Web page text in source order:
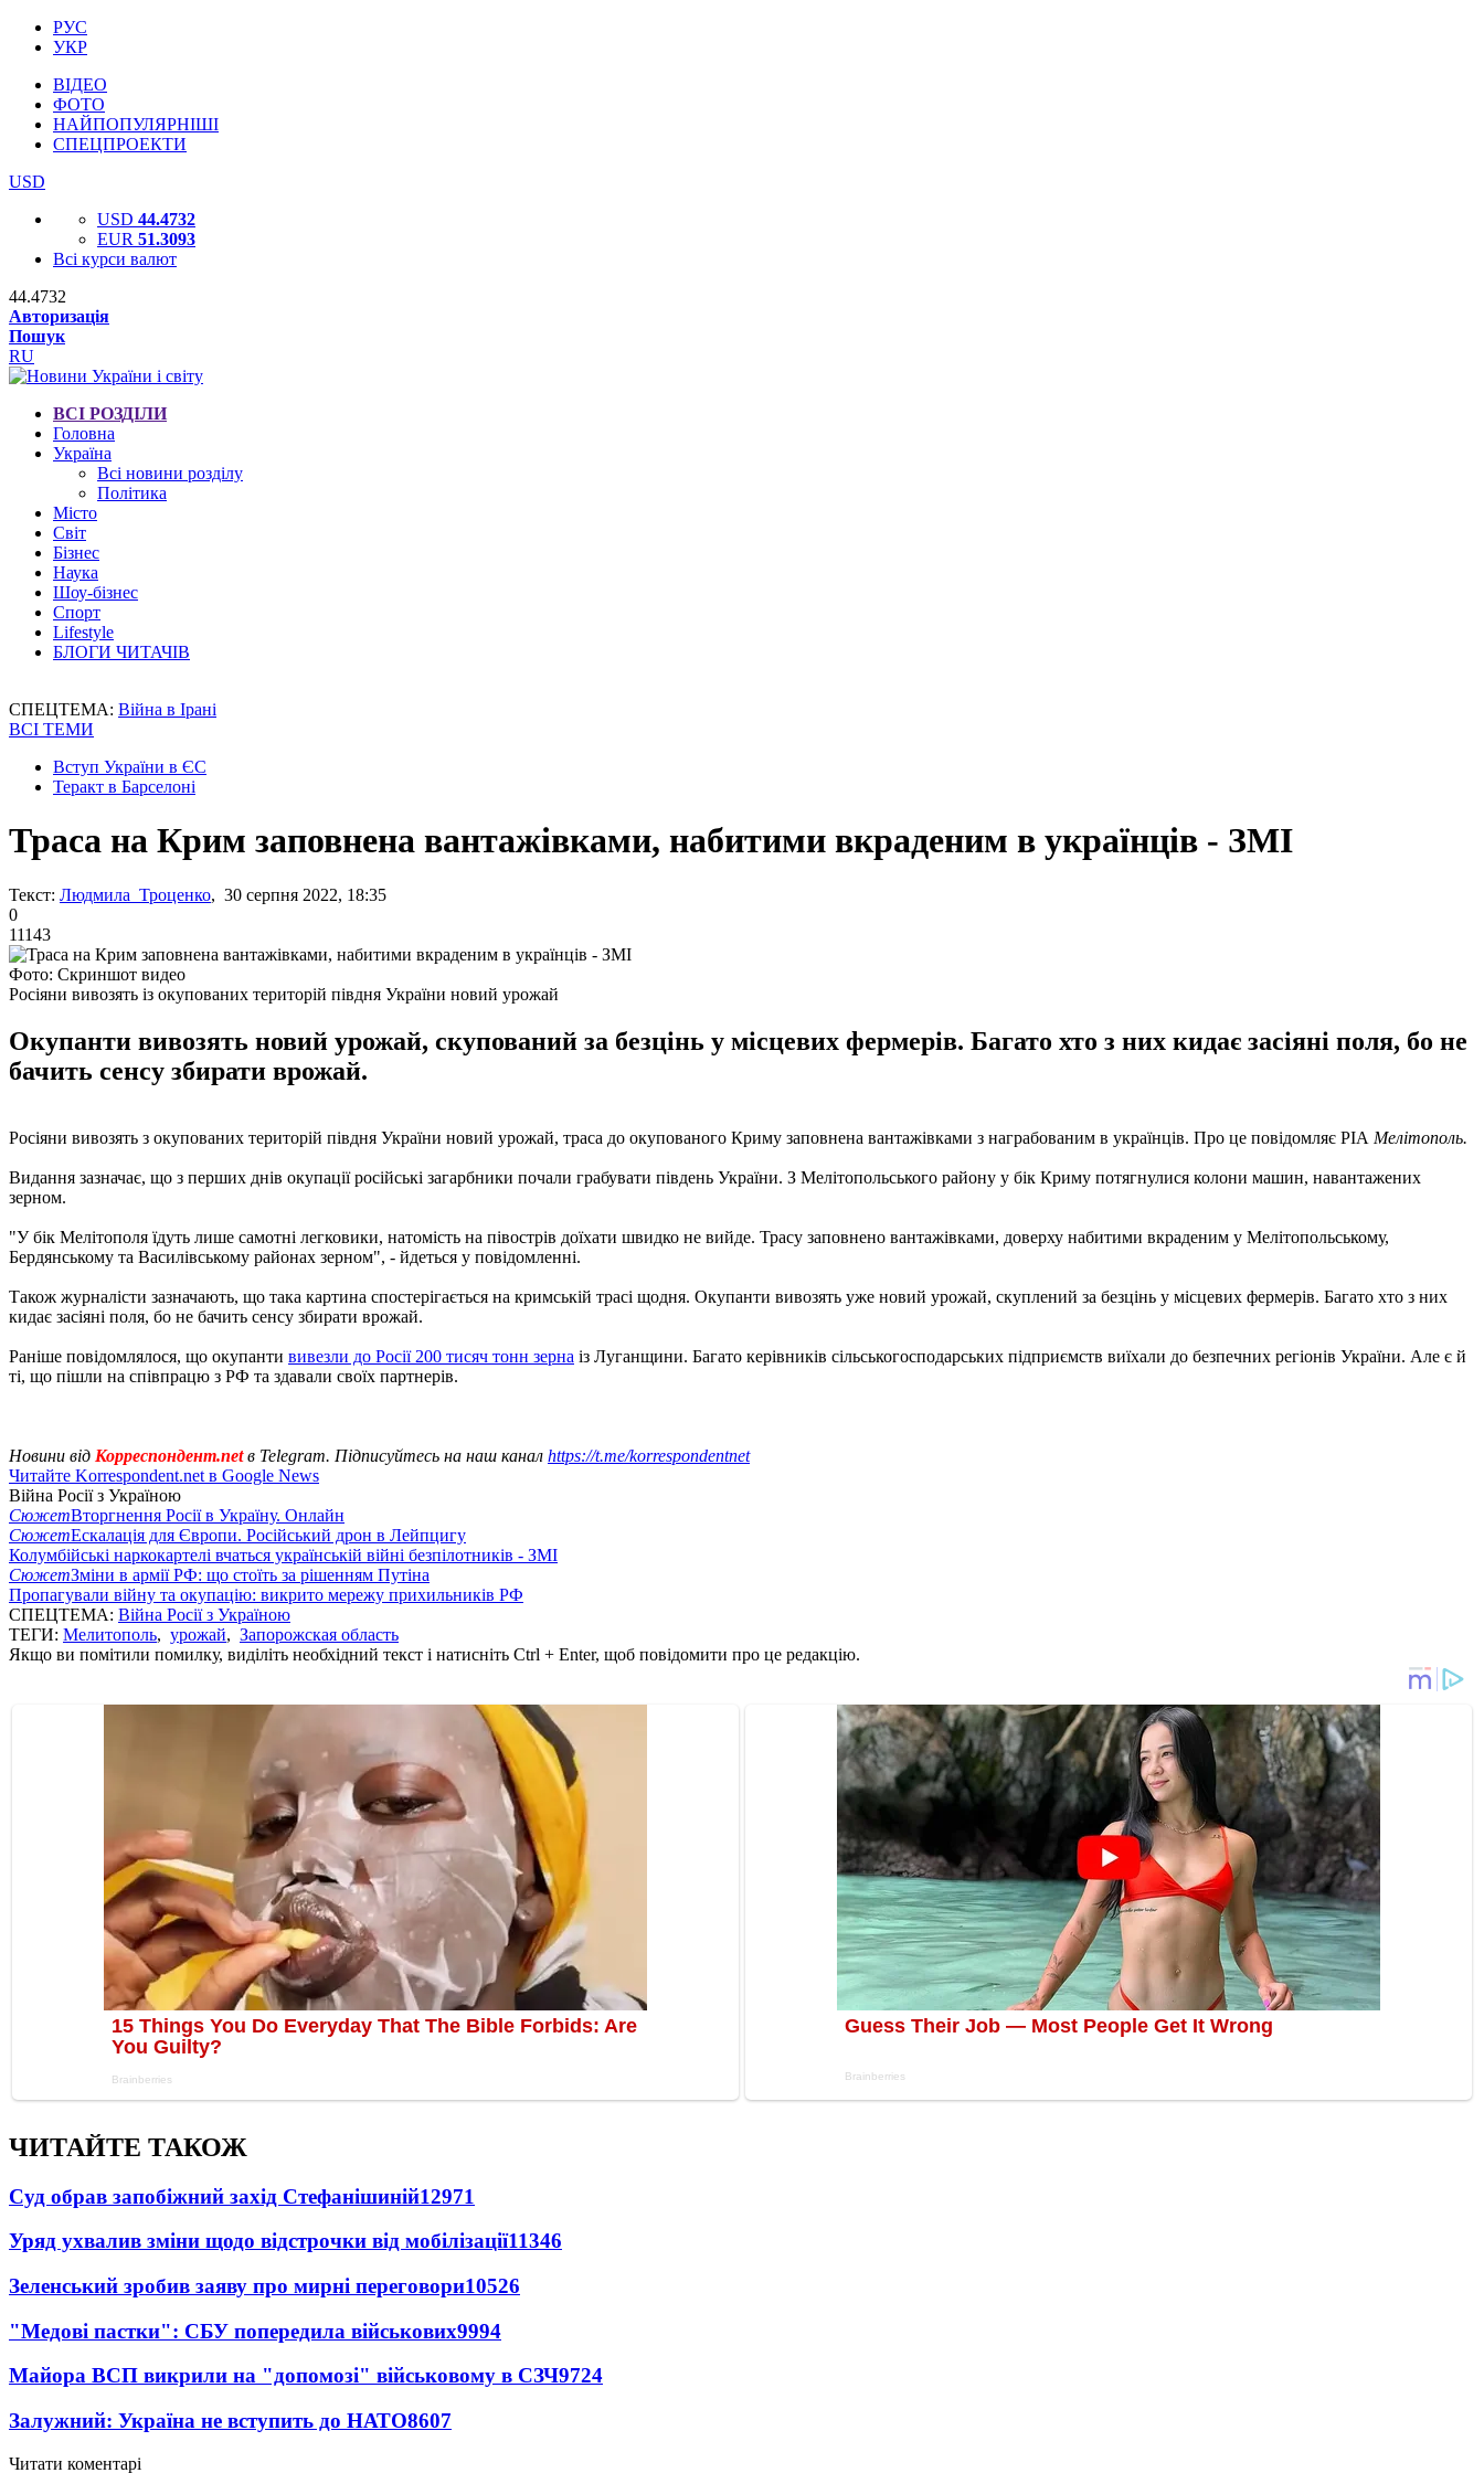
РУС
УКР
ВІДЕО
ФОТО
НАЙПОПУЛЯРНІШІ
СПЕЦПРОЕКТИ
USD
USD 44.4732
EUR 51.3093
Всі курси валют
44.4732
Авторизація
Пошук
RU
ВСІ РОЗДІЛИ
Головна
Україна
Всі новини розділу
Політика
Місто
Світ
Бізнес
Наука
Шоу-бізнес
Спорт
Lifestyle
БЛОГИ ЧИТАЧІВ
СПЕЦТЕМА: Війна в Ірані
ВСІ ТЕМИ
Вступ України в ЄС
Теракт в Барселоні
Траса на Крим заповнена вантажівками, набитими вкраденим в українців - ЗМІ
Текст: Людмила Троценко, 30 серпня 2022, 18:35
0
11143
Фото: Скриншот видео
Росіяни вивозять із окупованих територій півдня України новий урожай
Окупанти вивозять новий урожай, скупований за безцінь у місцевих фермерів. Багато хто з них кидає засіяні поля, бо не
бачить сенсу збирати врожай.
Росіяни вивозять з окупованих територій півдня України новий урожай, траса до окупованого Криму заповнена вантажівками з награбованим в українців. Про це повідомляє РІА Мелітополь.
Видання зазначає, що з перших днів окупації російські загарбники почали грабувати південь України. З Мелітопольського району у бік Криму потягнулися колони машин, навантажених
зерном.
"У бік Мелітополя їдуть лише самотні легковики, натомість на півострів доїхати швидко не вийде. Трасу заповнено вантажівками, доверху набитими вкраденим у Мелітопольському,
Бердянському та Василівському районах зерном", - йдеться у повідомленні.
Також журналісти зазначають, що така картина спостерігається на кримській трасі щодня. Окупанти вивозять уже новий урожай, скуплений за безцінь у місцевих фермерів. Багато хто з них
кидає засіяні поля, бо не бачить сенсу збирати врожай.
Раніше повідомлялося, що окупанти вивезли до Росії 200 тисяч тонн зерна із Луганщини. Багато керівників сільськогосподарських підприємств виїхали до безпечних регіонів України. Але є й
ті, що пішли на співпрацю з РФ та здавали своїх партнерів.
Новини від Корреспондент.netв Telegram. Підписуйтесь на наш канал https://t.me/korrespondentnet
Читайте Korrespondent.net в Google News
Війна Росії з Україною
СюжетВторгнення Росії в Україну. Онлайн
СюжетЕскалація для Європи. Російський дрон в Лейпцигу
Колумбійські наркокартелі вчаться українській війні безпілотників - ЗМІ
СюжетЗміни в армії РФ: що стоїть за рішенням Путіна
Пропагували війну та окупацію: викрито мережу прихильників РФ
СПЕЦТЕМА: Війна Росії з Україною
ТЕГИ: Мелитополь, урожай, Запорожская область
Якщо ви помітили помилку, виділіть необхідний текст і натисніть Ctrl + Enter, щоб повідомити про це редакцію.
ЧИТАЙТЕ ТАКОЖ
Суд обрав запобіжний захід Стефанішиній12971
Уряд ухвалив зміни щодо відстрочки від мобілізації11346
Зеленський зробив заяву про мирні переговори10526
"Медові пастки": СБУ попередила військових9994
Майора ВСП викрили на "допомозі" військовому в СЗЧ9724
Залужний: Україна не вступить до НАТО8607
Читати коментарі